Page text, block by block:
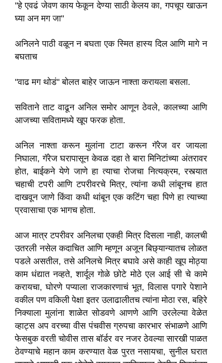
"हे एवढं जेवण काय फेकून देण्या साठी केलय का, गपचूप खाऊन
घ्या अन मग जा"
अनिलने पाठी वळून न बघता एक स्मित हास्य दिल आणि मागे न
बघताच
"वाढ मग थोडं" बोलत बाहेर जाऊन नाश्ता करायला बसला.
सविताने ताट वाढून अनिल समोर आणून ठेवले, कालच्या आणि
आजच्या सवितामध्ये खूप फरक होता.
अनिल नाश्ता करून मुलांना टाटा करून गॅरेज वर जायला
निघाला, गॅरेज घरापासून केवळ दहा ते बारा मिनिटांच्या अंतरावर
होत, बाईकने येणे जाणे हा त्याचा रोजचा नित्यक्रम, रस्त्यात
चहाची टपरी आणि टपरीवरचे मित्र, त्यांना कधी लांबूनच हात
दाखवून जाणे किंवा कधी थांबून एक कटिंग चहा पिणे हा त्याच्या
प्रवासाचा एक भागच होता.
आज मात्र टपरीवर अनिलचा एकही मित्र दिसला नाही, कालची
उतरली नसेल कदाचित आणि म्हणून अजून बिछ्यान्यातच लोळत
पडले असतील, तसे अनिलचे मित्र बघावे असे काही खूप मोठ्या
काम धंद्यात नव्हते, शार्दूल गोळे छोटे मोठे एल आई सी चे कामे
करायचा, घोरणे पप्याला राजकारणाचं भूत, विलास पगारे पेशाने
वकील पण वकिली पेक्षा इतर उलाढालीतच त्यांना मोठा रस, बहिरे
निक्याला मुलांना शाळेत सोडवणे आणणे आणि उरलेल्या वेळेत
व्हाट्स अप वरच्या वीस पंचवीस ग्रुपचा कारभार संभाळणे आणि
फेसबुक वरती चोवीस तास बॉर्डर वर नजर ठेवल्या सारखी पाळत
ठेवण्याचे महान काम करण्यात वेळ पुरत नसायचा, सुनील घरात